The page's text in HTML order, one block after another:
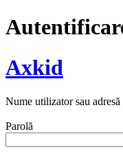
Axkid
Nume utilizator sau adresă
Parolă